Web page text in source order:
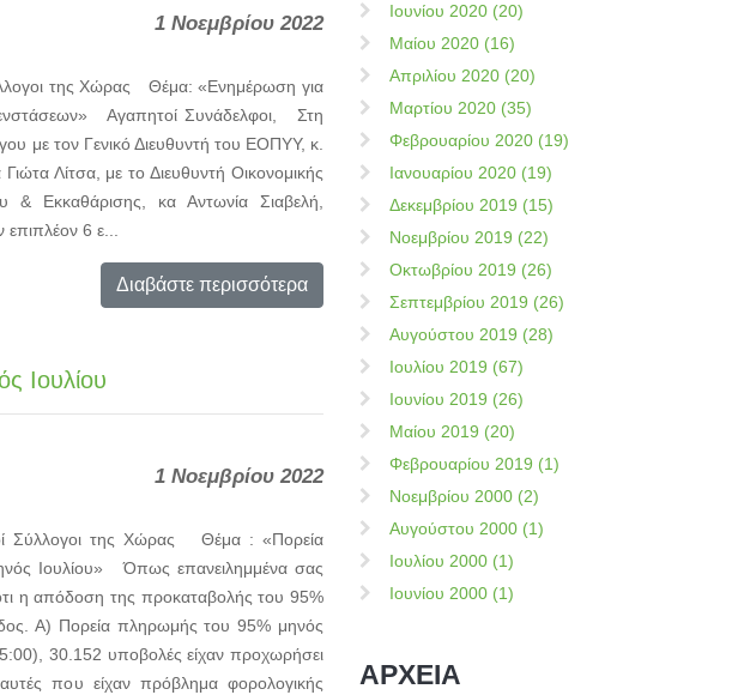
1 Νοεμβρίου 2022
της Χώρας Θέμα: «Ενημέρωση για
Αγαπητοί Συνάδελφοι, Στη
με τον Γενικό Διευθυντή του ΕΟΠΥΥ, κ.
Λίτσα, με το Διευθυντή Οικονομικής
Εκκαθάρισης, κα Αντωνία Σιαβελή,
6 ε...
Διαβάστε περισσότερα
Ιουλίου
1 Νοεμβρίου 2022
Σύλλογοι της Χώρας Θέμα : «Πορεία
Ιουλίου» Όπως επανειλημμένα σας
η απόδοση της προκαταβολής του 95%
Α) Πορεία πληρωμής του 95% μηνός
30.152 υποβολές είχαν προχωρήσει
που είχαν πρόβλημα φορολογικής
Ιουνίου 2020 (20)
Μαίου 2020 (16)
Απριλίου 2020 (20)
Μαρτίου 2020 (35)
Φεβρουαρίου 2020 (19)
Ιανουαρίου 2020 (19)
Δεκεμβρίου 2019 (15)
Νοεμβρίου 2019 (22)
Οκτωβρίου 2019 (26)
Σεπτεμβρίου 2019 (26)
Αυγούστου 2019 (28)
Ιουλίου 2019 (67)
Ιουνίου 2019 (26)
Μαίου 2019 (20)
Φεβρουαρίου 2019 (1)
Νοεμβρίου 2000 (2)
Αυγούστου 2000 (1)
Ιουλίου 2000 (1)
Ιουνίου 2000 (1)
ΑΡΧΕΙΑ